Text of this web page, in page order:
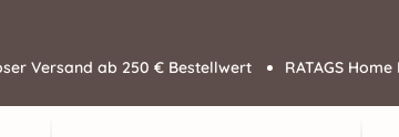
Versand ab 250 € Bestellwert RATAGS